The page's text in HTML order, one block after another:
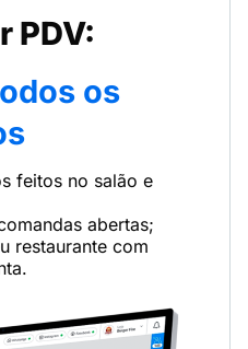
PDV:
os
feitos no salão e
abertas;
restaurante com